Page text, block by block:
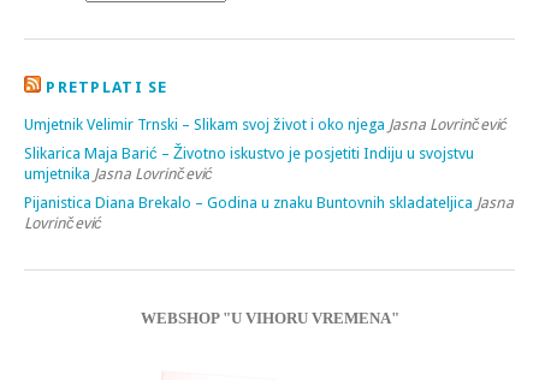
PRETPLATI SE
Umjetnik Velimir Trnski – Slikam svoj život i oko njega Jasna Lovrinčević
Slikarica Maja Barić – Životno iskustvo je posjetiti Indiju u svojstvu
umjetnika Jasna Lovrinčević
Pijanistica Diana Brekalo – Godina u znaku Buntovnih skladateljica Jasna
Lovrinčević
WEBSHOP "U VIHORU VREMENA"